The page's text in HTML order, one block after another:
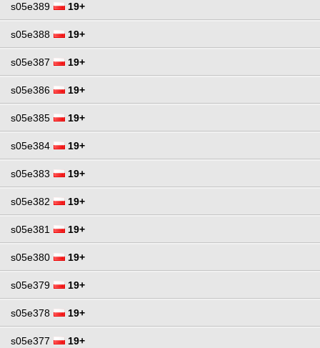
s05e389 19+
s05e388 19+
s05e387 19+
s05e386 19+
s05e385 19+
s05e384 19+
s05e383 19+
s05e382 19+
s05e381 19+
s05e380 19+
s05e379 19+
s05e378 19+
s05e377 19+